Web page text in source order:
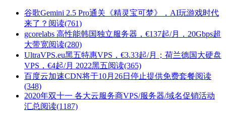
谷歌Gemini 2.5 Pro通关《精灵宝可梦》，AI玩游戏时代
来了？ 阅读(761)
gcorelabs 高性能韩国独立服务器，€137起/月，20Gbps超
大带宽阅读(280)
UltraVPS.eu黑五特惠VPS，€3.33起/月；荷兰德国大硬盘
VPS，€4起/月 2022黑五阅读(365)
百度云加速CDN将于10月26日停止提供免费套餐阅读
(348)
2020年双十一 各大云服务商VPS/服务器/域名促销活动
汇总阅读(1187)